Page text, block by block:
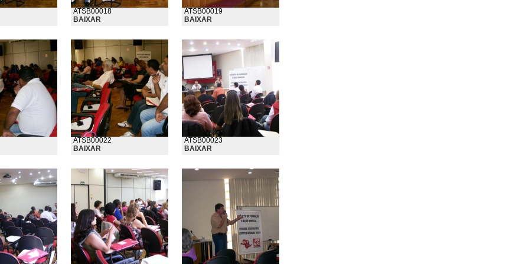
ATSB00018
BAIXAR
ATSB00019
BAIXAR
ATSB00022
BAIXAR
ATSB00023
BAIXAR